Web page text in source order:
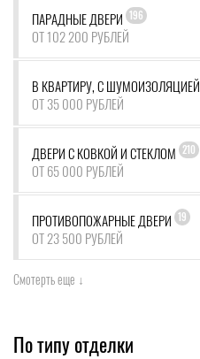
ПАРАДНЫЕ ДВЕРИ 196
ОТ 102 200 РУБЛЕЙ
В КВАРТИРУ, С ШУМОИЗОЛЯЦИЕЙ
ОТ 35 000 РУБЛЕЙ
ДВЕРИ С КОВКОЙ И СТЕКЛОМ 210
ОТ 65 000 РУБЛЕЙ
ПРОТИВОПОЖАРНЫЕ ДВЕРИ 19
ОТ 23 500 РУБЛЕЙ
Смотерть еще ↓
По типу отделки